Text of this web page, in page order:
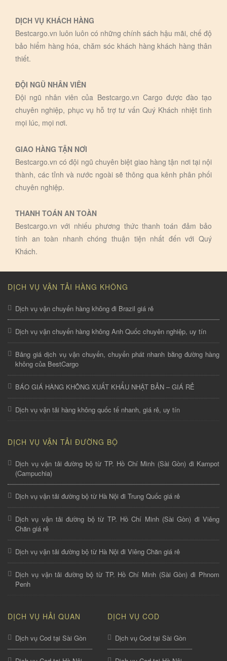
DỊCH VỤ KHÁCH HÀNG
Bestcargo.vn luôn luôn có những chính sách hậu mãi, chế độ
bảo hiểm hàng hóa, chăm sóc khách hàng khách hàng thân
thiết.
ĐỘI NGŨ NHÂN VIÊN
Đội ngũ nhân viên của Bestcargo.vn Cargo được đào tạo
chuyên nghiệp, phục vụ hỗ trợ tư vấn Quý Khách nhiệt tình
mọi lúc, mọi nơi.
GIAO HÀNG TẬN NƠI
Bestcargo.vn có đội ngũ chuyên biệt giao hàng tận nơi tại nội
thành, các tỉnh và nước ngoài sẽ thông qua kênh phân phối
chuyên nghiệp.
THANH TOÁN AN TOÀN
Bestcargo.vn với nhiếu phương thức thanh toán đảm bảo
tính an toàn nhanh chóng thuận tiện nhất đến với Quý
Khách.
DỊCH VỤ VẬN TẢI HÀNG KHÔNG
Dịch vụ vận chuyển hàng không đi Brazil giá rẻ
Dịch vụ vận chuyển hàng không Anh Quốc chuyên nghiệp, uy tín
Bảng giá dịch vụ vận chuyển, chuyển phát nhanh bằng đường hàng
không của BestCargo
BÁO GIÁ HÀNG KHÔNG XUẤT KHẨU NHẬT BẢN – GIÁ RẺ
Dịch vụ vận tải hàng không quốc tế nhanh, giá rẻ, uy tín
DỊCH VỤ VẬN TẢI ĐƯỜNG BỘ
Dịch vụ vận tải đường bộ từ TP. Hồ Chí Minh (Sài Gòn) đi Kampot
(Campuchia)
Dịch vụ vận tải đường bộ từ Hà Nội đi Trung Quốc giá rẻ
Dịch vụ vận tải đường bộ từ TP. Hồ Chí Minh (Sài Gòn) đi Viêng
Chăn giá rẻ
Dịch vụ vận tải đường bộ từ Hà Nội đi Viêng Chăn giá rẻ
Dịch vụ vận tải đường bộ từ TP. Hồ Chí Minh (Sài Gòn) đi Phnom
Penh
DỊCH VỤ HẢI QUAN
Dịch vụ Cod tại Sài Gòn
DỊCH VỤ COD
Dịch vụ Cod tại Sài Gòn